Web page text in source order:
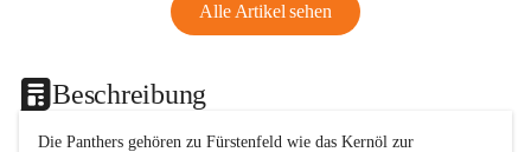
Alle Artikel sehen
Beschreibung
Die Panthers gehören zu Fürstenfeld wie das Kernöl zur